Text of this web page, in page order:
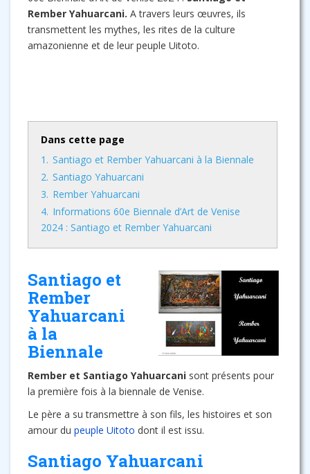
Rember Yahuarcani. A travers leurs œuvres, ils
transmettent les mythes, les rites de la culture
amazonienne et de leur peuple Uitoto.
Dans cette page
1. Santiago et Rember Yahuarcani à la Biennale
2. Santiago Yahuarcani
3. Rember Yahuarcani
4. Informations 60e Biennale d’Art de Venise
2024 : Santiago et Rember Yahuarcani
Santiago et
Rember
Yahuarcani
à la
Biennale
Rember et Santiago Yahuarcani sont présents pour
la première fois à la biennale de Venise.
Le père a su transmettre à son fils, les histoires et son
amour du peuple Uitoto dont il est issu.
Santiago Yahuarcani